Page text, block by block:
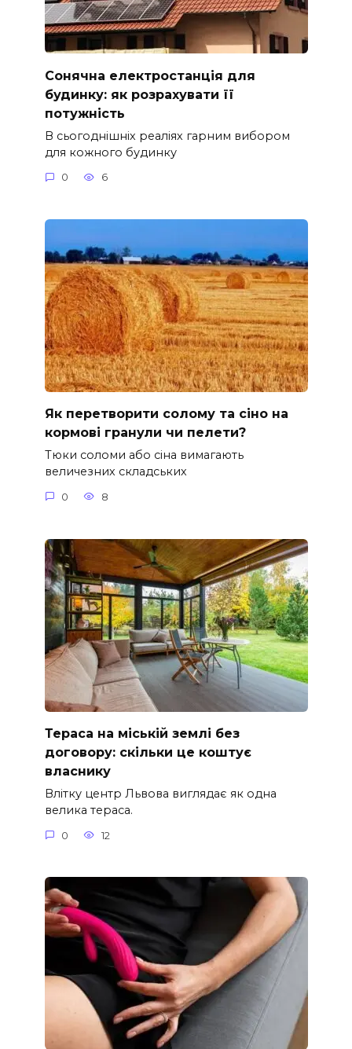
Сонячна електростанція для
будинку: як розрахувати її
потужність
В сьогоднішніх реаліях гарним вибором
для кожного будинку
0 6
Як перетворити солому та сіно на
кормові гранули чи пелети?
Тюки соломи або сіна вимагають
величезних складських
0 8
Тераса на міській землі без
договору: скільки це коштує
власнику
Влітку центр Львова виглядає як одна
велика тераса.
0 12